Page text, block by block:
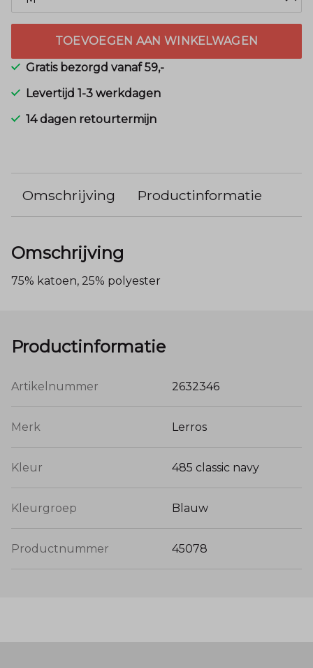
TOEVOEGEN AAN WINKELWAGEN
Gratis bezorgd vanaf 59,-
Levertijd 1-3 werkdagen
14 dagen retourtermijn
Omschrijving Productinformatie
Omschrijving
75% katoen, 25% polyester
Productinformatie
Artikelnummer 2632346
Merk Lerros
Kleur 485 classic navy
Kleurgroep Blauw
Productnummer 45078